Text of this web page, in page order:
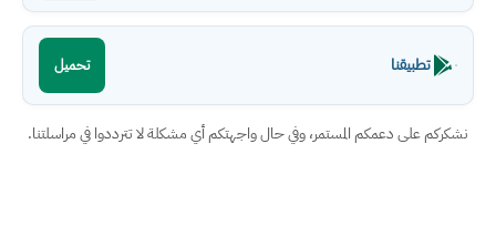
تطبيقنا تحميل
نشكركم على دعمكم المستمر، وفي حال واجهتكم أي مشكلة لا تترددوا في مراسلتنا.